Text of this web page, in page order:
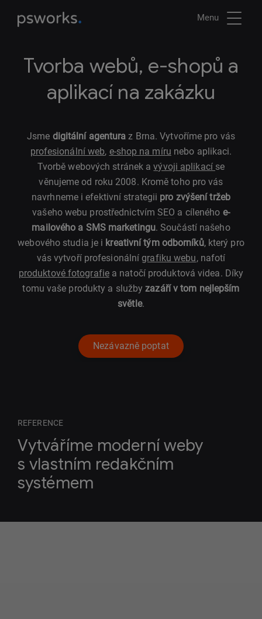
Menu
Tvorba webů, e-shopů a
aplikací na zakázku
Jsme digitální agentura z Brna. Vytvoříme pro vás
profesionální web, e-shop na míru nebo aplikaci.
Tvorbě webových stránek avývoji aplikací se
věnujeme od roku 2008. Kromě toho pro vás
navrhneme i efektivní strategii pro zvýšení tržeb
vašeho webu prostřednictvím SEO a cíleného e-
mailového a SMS marketingu. Součástí našeho
webového studia je i kreativní tým odborníků, který pro
vás vytvoří profesionálnígrafiku webu, nafotí
produktové fotografiea natočí produktová videa. Díky
tomu vaše produkty a službyzazáří v tom nejlepším
světle.
Nezávazně poptat
REFERENCE
Vytváříme moderní weby
s vlastním redakčním
systémem